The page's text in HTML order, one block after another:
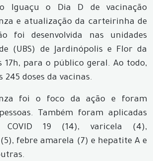
Iguaçu o Dia D de vacinação
e atualização da carteirinha de
foi desenvolvida nas unidades
(UBS) de Jardinópolis e Flor da
17h, para o público geral. Ao todo,
doses da vacinas.
foi o foco da ação e foram
Também foram aplicadas
COVID 19 (14), varicela (4),
febre amarela (7) e hepatite A e